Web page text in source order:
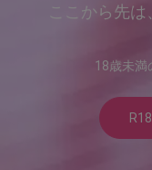
ここから先
18歳未満